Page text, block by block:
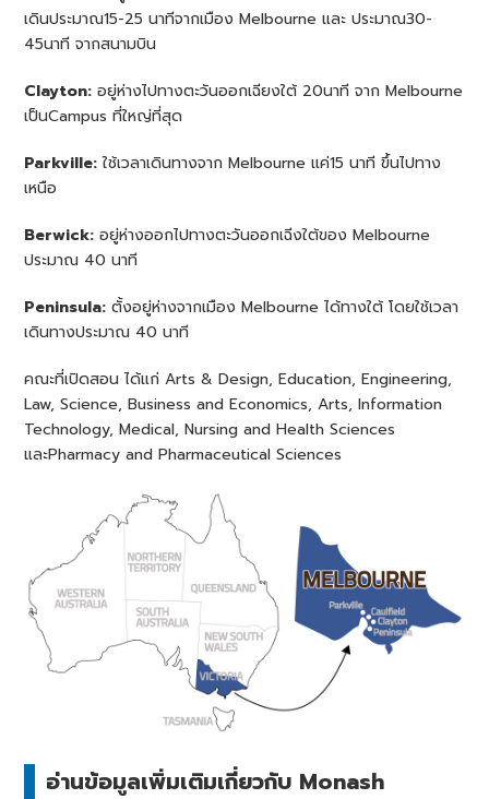
เดินประมาณ15-25 นาทีจากเมือง Melbourne และ ประมาณ30-
45นาที จากสนามบิน
Clayton: อยู่ห่างไปทางตะวันออกเฉียงใต้ 20นาที จาก Melbourne
เป็นCampus ที่ใหญ่ที่สุด
Parkville:ใช้เวลาเดินทางจาก Melbourne แค่15 นาที ขึ้นไปทาง
เหนือ
Berwick: อยู่ห่างออกไปทางตะวันออกเฉีงใต้ของ Melbourne
ประมาณ 40 นาที
Peninsula: ตั้งอยู่ห่างจากเมือง Melbourne ได้ทางใต้ โดยใช้เวลา
เดินทางประมาณ 40 นาที
คณะที่เปิดสอน ได้แก่ Arts & Design, Education, Engineering,
Law, Science, Business and Economics, Arts, Information
Technology, Medical, Nursing and Health Sciences
และPharmacy and Pharmaceutical Sciences
อ่านข้อมูลเพิ่มเติมเกี่ยวกับ Monash